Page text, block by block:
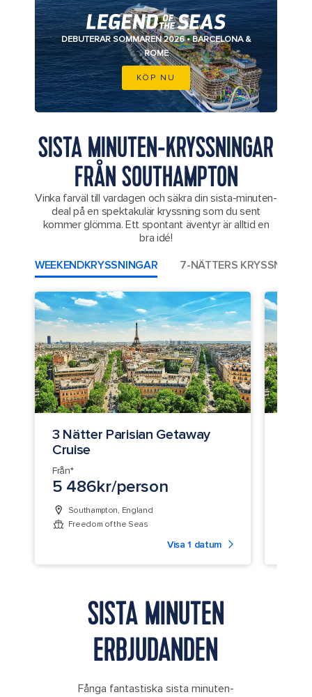
EN IKONISK FAMILJESEMESTER
DEBUTERAR SOMMAREN 2026 • BARCELONA &
ROME
KÖP NU
SISTA MINUTEN-KRYSSNINGAR
FRÅN SOUTHAMPTON
Vinka farväl till vardagen och säkra din sista-minuten-
deal på en spektakulär kryssning som du sent
kommer glömma. Ett spontant äventyr är alltid en
bra idé!
WEEKENDKRYSSNINGAR
7-NÄTTERS
3 Nätter Parisian Getaway
Cruise
Från*
5 486kr/person
Southampton, England
Freedom of the Seas
Visa 1 datum
SISTA MINUTEN
ERBJUDANDEN
Fånga fantastiska sista minuten-